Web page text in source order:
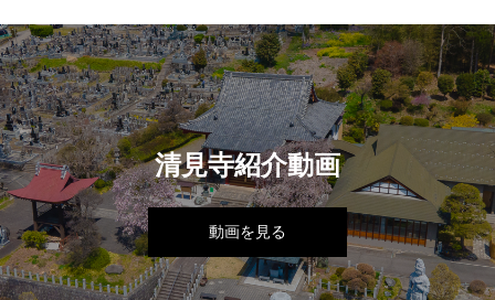
清見寺紹介動画
動画を見る